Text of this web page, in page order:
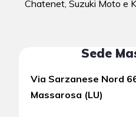
Chatenet, Suzuki Moto e
Sede
Via Sarzanese Nord
Massarosa (LU)